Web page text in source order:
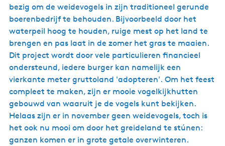
bezig om de weidevogels in zijn traditioneel gerunde
boerenbedrijf te behouden. Bijvoorbeeld door het
waterpeil hoog te houden, ruige mest op het land te
brengen en pas laat in de zomer het gras te maaien.
Dit project wordt door vele particulieren financieel
ondersteund, iedere burger kan namelijk een
vierkante meter gruttoland 'adopteren'. Om het feest
compleet te maken, zijn er mooie vogelkijkhutten
gebouwd van waaruit je de vogels kunt bekijken.
Helaas zijn er in november geen weidevogels, toch is
het ook nu mooi om door het greideland te stúnen:
ganzen komen er in grote getale overwinteren.